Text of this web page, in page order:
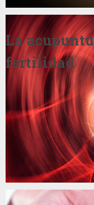
La
fertilidad